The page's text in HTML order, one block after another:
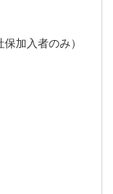
加入者のみ）